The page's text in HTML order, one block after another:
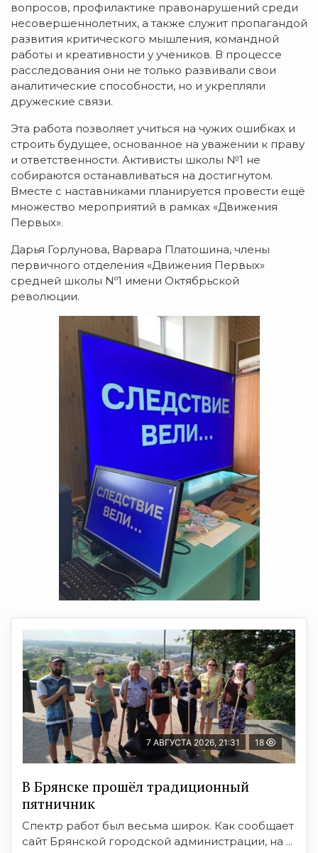
вопросов, профилактике правонарушений среди
несовершеннолетних, а также служит пропагандой
развития критического мышления, командной
работы и креативности у учеников. В процессе
расследования они не только развивали свои
аналитические способности, но и укрепляли
дружеские связи.
Эта работа позволяет учиться на чужих ошибках и
строить будущее, основанное на уважении к праву
и ответственности. Активисты школы №1 не
собираются останавливаться на достигнутом.
Вместе с наставниками планируется провести ещё
множество мероприятий в рамках «Движения
Первых».
Дарья Горлунова, Варвара Платошина, члены
первичного отделения «Движения Первых»
средней школы Nº1 имени Октябрьской
революции.
7 АВГУСТА 2026, 21:31 18
В Брянске прошёл традиционный
пятничник
Спектр работ был весьма широк. Как сообщает
сайт Брянской городской администрации, на ...